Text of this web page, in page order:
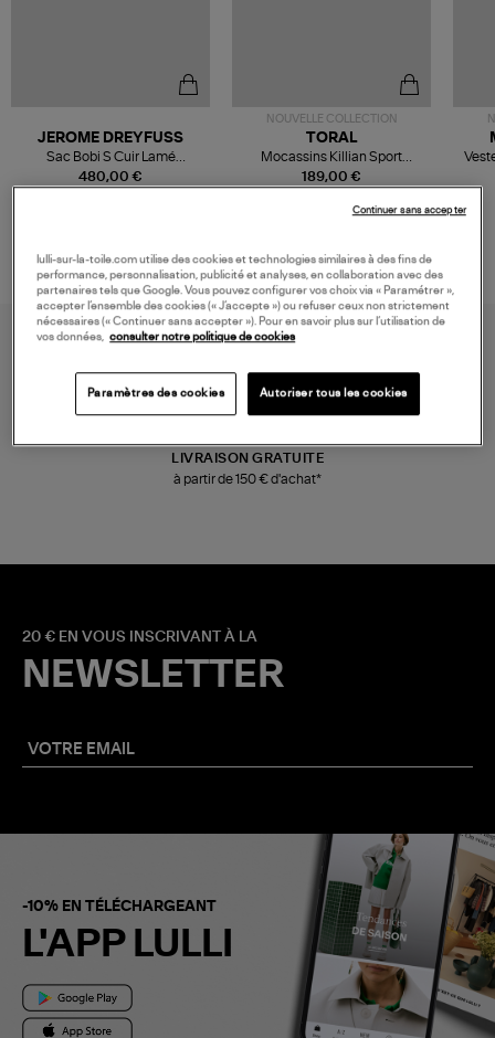
480,00 €
JEROME DREYFUSS
Sac Bobi S Cuir Lamé
Champagne
NOUVELLE COLLECTION
189,00 €
TORAL
Mocassins Killian Sport
Mousse
LIVRAISON GRATUITE
à partir de 150 € d'achat*
20 € EN VOUS INSCRIVANT À LA
NEWSLETTER
-10% EN TÉLÉCHARGEANT
L'APP LULLI
lulli-sur-la-toile.com utilise des cookies et technologies similaires à des fins de
performance, personnalisation, publicité et analyses, en collaboration avec des
partenaires tels que Google. Vous pouvez configurer vos choix via « Paramétrer »,
accepter l’ensemble des cookies (« J’accepte ») ou refuser ceux non strictement
nécessaires (« Continuer sans accepter »). Pour en savoir plus sur l’utilisation de
vos données, consulter notre politique de cookies
Paramètres des cookies Autoriser tous les cookies
Continuer sans accepter